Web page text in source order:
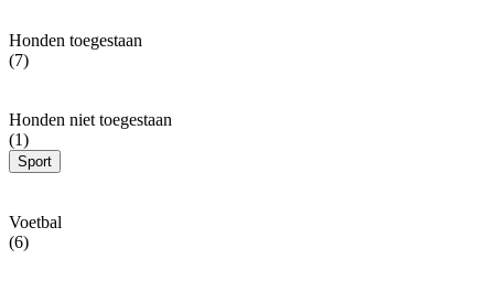
Honden toegestaan
(7)
Honden niet toegestaan
(1)
Sport
Voetbal
(6)